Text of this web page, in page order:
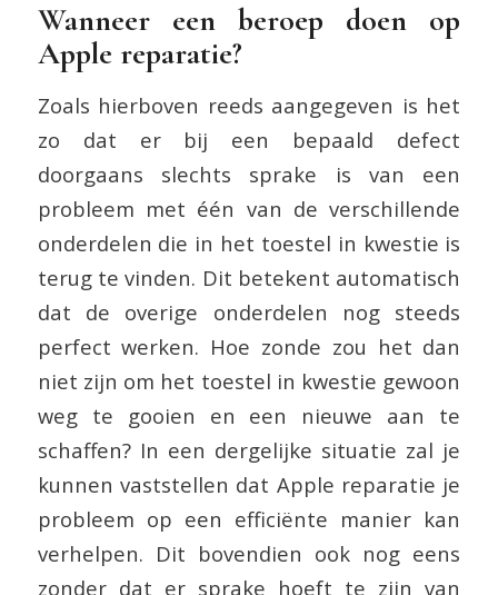
Wanneer een beroep doen op
Apple reparatie?
Zoals hierboven reeds aangegeven is het
zo dat er bij een bepaald defect
doorgaans slechts sprake is van een
probleem met één van de verschillende
onderdelen die in het toestel in kwestie is
terug te vinden. Dit betekent automatisch
dat de overige onderdelen nog steeds
perfect werken. Hoe zonde zou het dan
niet zijn om het toestel in kwestie gewoon
weg te gooien en een nieuwe aan te
schaffen? In een dergelijke situatie zal je
kunnen vaststellen dat Apple reparatie je
probleem op een efficiënte manier kan
verhelpen. Dit bovendien ook nog eens
zonder dat er sprake hoeft te zijn van